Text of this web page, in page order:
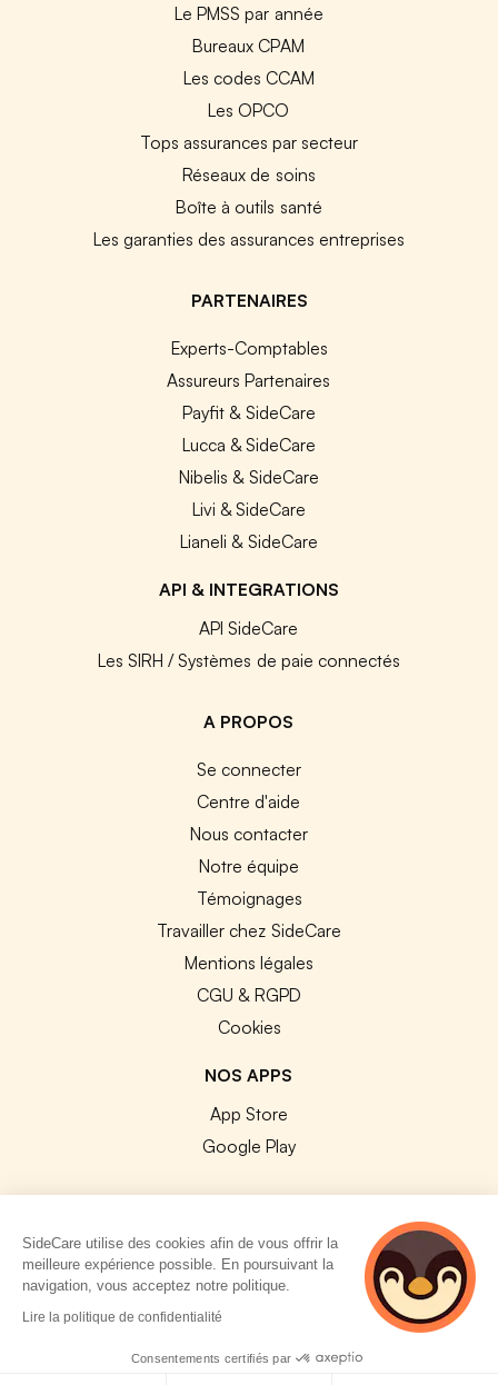
Le PMSS par année
Bureaux CPAM
Les codes CCAM
Les OPCO
Tops assurances par secteur
Réseaux de soins
Boîte à outils santé
Les garanties des assurances entreprises
PARTENAIRES
Experts-Comptables
Assureurs Partenaires
Payfit & SideCare
Lucca & SideCare
Nibelis & SideCare
Livi & SideCare
Lianeli & SideCare
API & INTEGRATIONS
API SideCare
Les SIRH / Systèmes de paie connectés
A PROPOS
Se connecter
Centre d'aide
Nous contacter
Notre équipe
Témoignages
Travailler chez SideCare
Mentions légales
CGU & RGPD
Cookies
NOS APPS
App Store
Google Play
© 2026 SideCare. Tous droits réservés.
SideCare utilise des cookies afin de vous offrir la
meilleure expérience possible. En poursuivant la
navigation, vous acceptez notre politique.
Lire la politique de confidentialité
Consentements certifiés par
5 personnes
consultent
actuellement cette